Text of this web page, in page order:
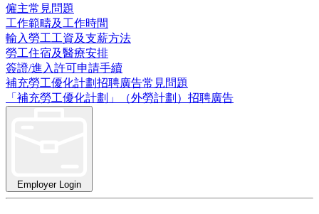
僱主常見問題
工作範疇及工作時間
輸入勞工工資及支薪方法
勞工住宿及醫療安排
簽證/進入許可申請手續
補充勞工優化計劃招聘廣告常見問題
「補充勞工優化計劃」（外勞計劃）招聘廣告
Employer Login